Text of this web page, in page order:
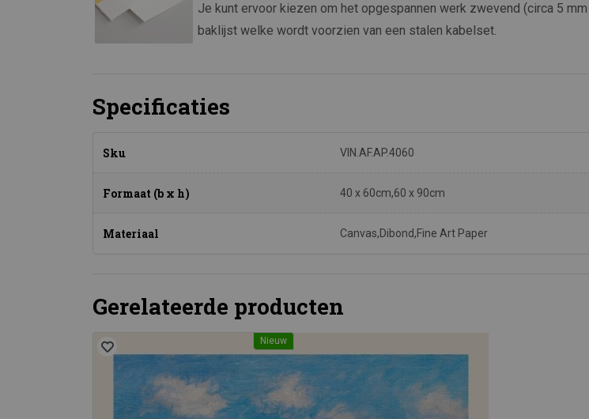
Je kunt ervoor kiezen om het opgespannen werk zwevend (circa 5
baklijst welke wordt voorzien van een stalen kabelset.
Specificaties
Sku VIN.AF.AP.4060
Formaat (b x h) 40 x 60cm,60 x 90cm
Materiaal Canvas,Dibond,Fine Art Paper
Gerelateerde producten
Nieuw